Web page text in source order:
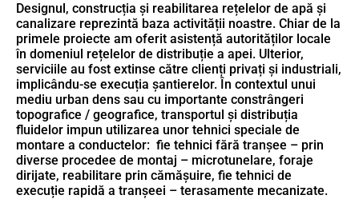
Designul, construcția și reabilitarea rețelelor de apă și
canalizare reprezintă baza activității noastre. Chiar de la
primele proiecte am oferit asistență autorităților locale
în domeniul rețelelor de distribuție a apei. Ulterior,
serviciile au fost extinse către clienți privați și industriali,
implicându-se execuția șantierelor. În contextul unui
mediu urban dens sau cu importante constrângeri
topografice / geografice, transportul și distribuția
fluidelor impun utilizarea unor tehnici speciale de
montare a conductelor: fie tehnici fără tranșee – prin
diverse procedee de montaj – microtunelare, foraje
dirijate, reabilitare prin cămășuire, fie tehnici de
execuție rapidă a tranșeei – terasamente mecanizate.